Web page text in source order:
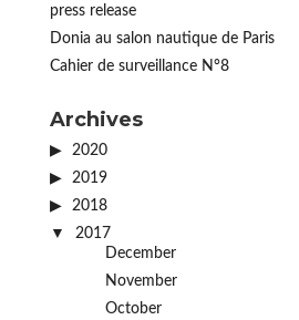
press release
Donia au salon nautique de Paris
Cahier de surveillance N°8
Archives
2020
2019
2018
2017
December
November
October